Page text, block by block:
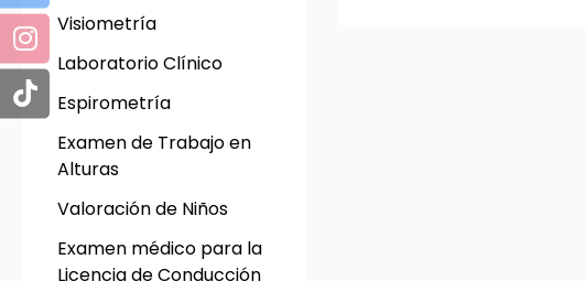
Visiometría
Laboratorio Clínico
Espirometría
Examen de Trabajo en
Alturas
Valoración de Niños
Examen médico para la
Licencia de Conducción